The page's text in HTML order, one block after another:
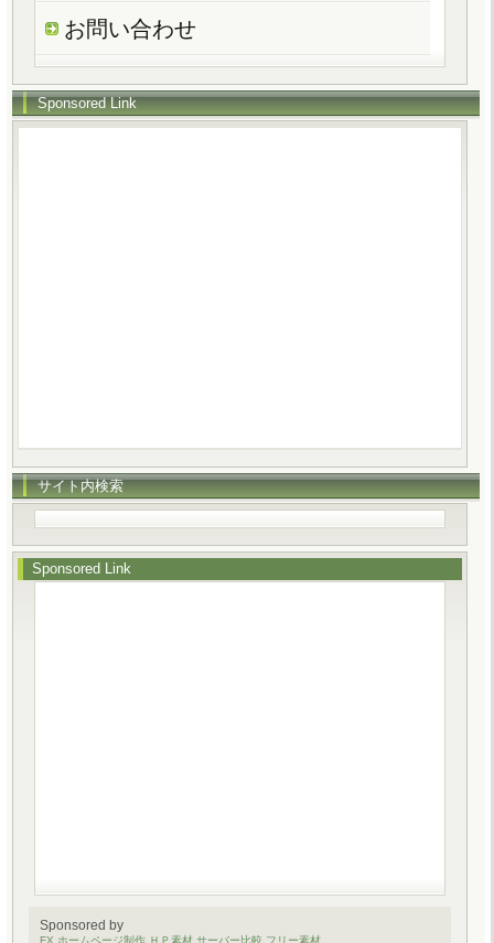
お問い合わせ
Sponsored Link
サイト内検索
Sponsored Link
Sponsored by
FX ホームページ制作 ＨＰ素材 サーバー比較 フリー素材